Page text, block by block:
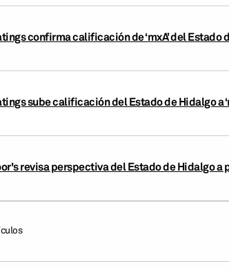
confirma calificación de ‘mxA’ del
sube calificación del Estado de Hidalgo a
revisa perspectiva del Estado de Hidalgo